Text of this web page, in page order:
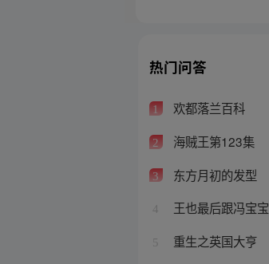
热门问答
1 欢都落兰百科
2 海贼王第123集
3 东方月初的发型
4 王也最后跟冯宝宝
5 重生之英国大亨